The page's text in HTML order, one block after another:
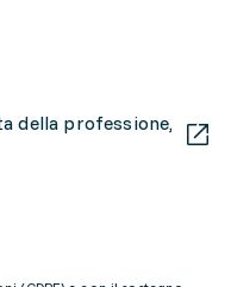
della professione,